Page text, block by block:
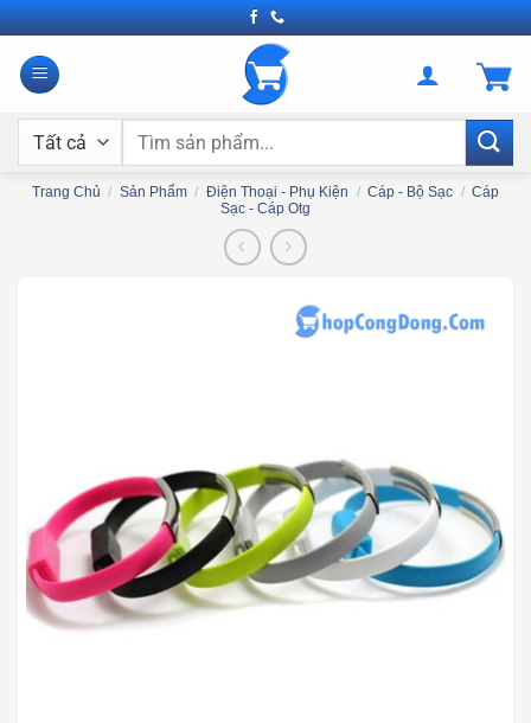
Bỏ
qua
nội
Tìm
Trang Chủ / Sản Phẩm / Điện Thoại - Phụ Kiện / Cáp - Bộ Sạc / Cáp
Sạc - Cáp Otg